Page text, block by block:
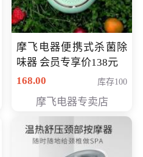
摩飞电器便携式杀菌除
味器 会员专享价138元
168.00
库存100
摩飞电器专卖店